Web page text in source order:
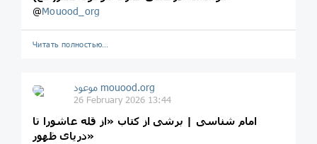
@Mouood_org
Читать полностью…
موعود mouood.org
26 February 2026 13:44
امام شناسی | برشی از کتاب «از قله عاشورا تا
دریای ظهور»